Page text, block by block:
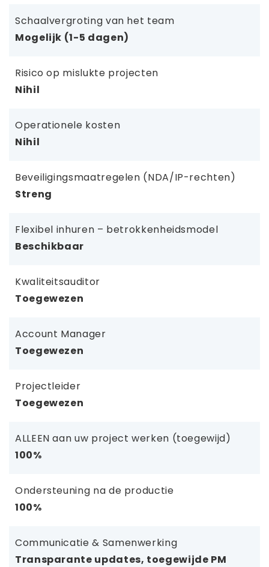
Schaalvergroting van het team
Mogelijk (1-5 dagen)
Risico op mislukte projecten
Nihil
Operationele kosten
Nihil
Beveiligingsmaatregelen (NDA/IP-rechten)
Streng
Flexibel inhuren – betrokkenheidsmodel
Beschikbaar
Kwaliteitsauditor
Toegewezen
Account Manager
Toegewezen
Projectleider
Toegewezen
ALLEEN aan uw project werken (toegewijd)
100%
Ondersteuning na de productie
100%
Communicatie & Samenwerking
Transparante updates, toegewijde PM